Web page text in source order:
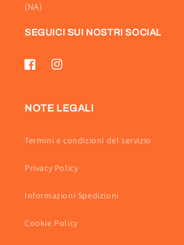
(NA)
SEGUICI SUI NOSTRI SOCIAL
FacebookInstagram
NOTE LEGALI
Termini e condizioni del servizio
Privacy Policy
Informazioni Spedizioni
Cookie Policy